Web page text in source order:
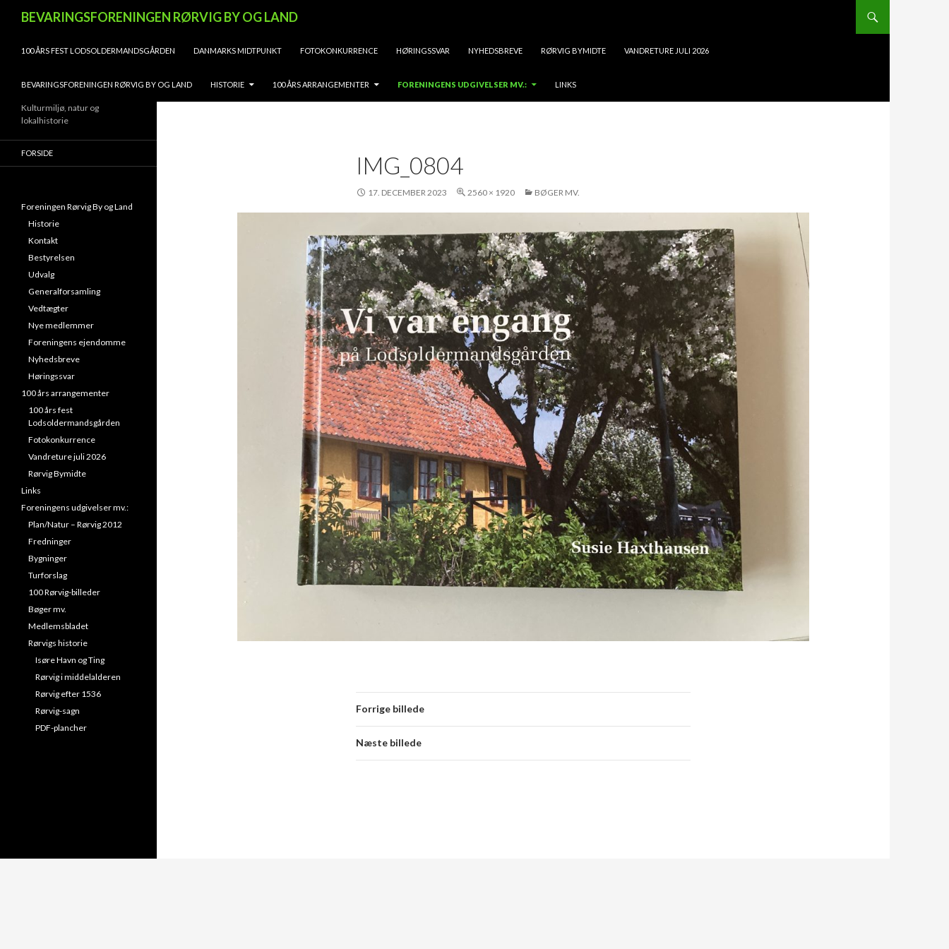
BEVARINGSFORENINGEN RØRVIG BY OG LAND
100 ÅRS FEST LODSOLDERMANDSGÅRDEN
DANMARKS MIDTPUNKT FOTOKONKURRENCE HØRINGSSVAR NYHEDSBREVE RØRVIG BYMIDTE VANDRETURE JULI 2026
BEVARINGSFORENINGEN RØRVIG BY OG LAND HISTORIE 100 ÅRS ARRANGEMENTER FORENINGENS UDGIVELSER MV.: LINKS
IMG_0804
17. DECEMBER 2023 2560 × 1920 BØGER MV.
Forrige billede
Næste billede
Kulturmiljø, natur og
lokalhistorie
FORSIDE
Foreningen Rørvig By og Land
Historie
Kontakt
Bestyrelsen
Udvalg
Generalforsamling
Vedtægter
Nye medlemmer
Foreningens ejendomme
Nyhedsbreve
Høringssvar
100 års arrangementer
100 års fest
Lodsoldermandsgården
Fotokonkurrence
Vandreture juli 2026
Rørvig Bymidte
Links
Foreningens udgivelser mv.:
Plan/Natur – Rørvig 2012
Fredninger
Bygninger
Turforslag
100 Rørvig-billeder
Bøger mv.
Medlemsbladet
Rørvigs historie
Isøre Havn og Ting
Rørvig i middelalderen
Rørvig efter 1536
Rørvig-sagn
PDF-plancher